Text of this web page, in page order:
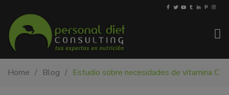
PDiet.com
yHome Blog Estudio sobre necesidades de vitamina C